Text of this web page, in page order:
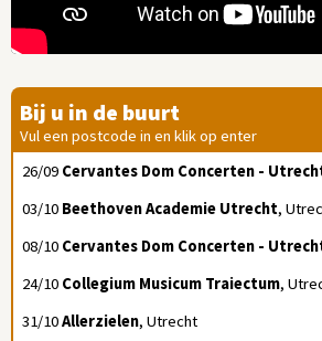
Bij u in de buurt
Vul een postcode in en klik op enter
26/09 Cervantes Dom Concerten -
03/10 Beethoven Academie Utrecht,
08/10 Cervantes Dom Concerten -
24/10 Collegium Musicum Traiectum,
31/10Allerzielen, Utrecht